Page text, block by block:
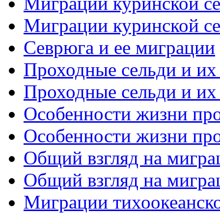
Миграции куринской
Севрюга и ее миграции
Проходные сельди и
Проходные сельди и
Особенности жизни
Особенности жизни
Общий взгляд на
Общий взгляд на
Миграции